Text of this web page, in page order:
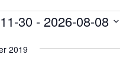
30 - 2026-08-08
2019